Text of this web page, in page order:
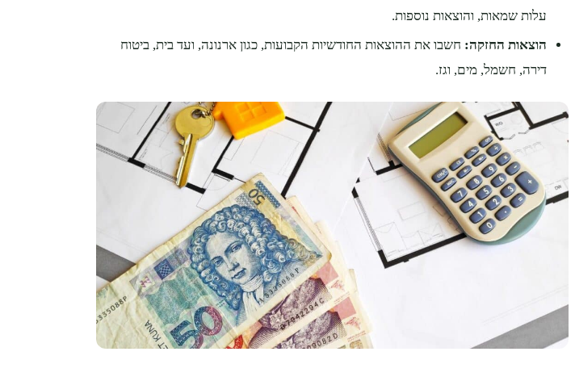
עלות שמאות, והוצאות נוספות.
הוצאות החזקה: חשבו את ההוצאות החודשיות הקבועות, כגון ארנונה, ועד בית, ביטוח
דירה, חשמל, מים, וגז.